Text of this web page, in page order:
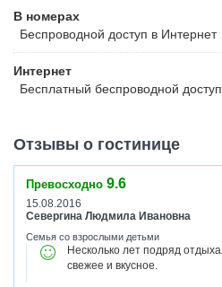
В номерах
Беспроводной доступ в Интернет
Интернет
Бесплатный беспроводной
Отзывы о гостинице
Превосходно 9.6
15.08.2016
Севергина Людмила Ивановна
Семья со взрослыми детьми
Несколько лет подряд
свежее и вкусное.